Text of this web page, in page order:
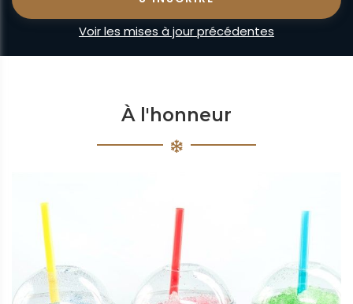
Voir les mises à jour précédentes
À l'honneur